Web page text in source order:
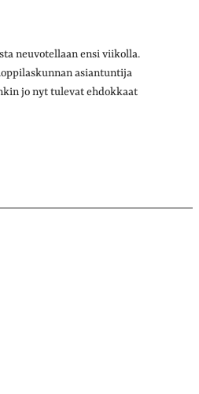
neuvotellaan ensi viikolla.
asiantuntija
jo nyt tulevat ehdokkaat